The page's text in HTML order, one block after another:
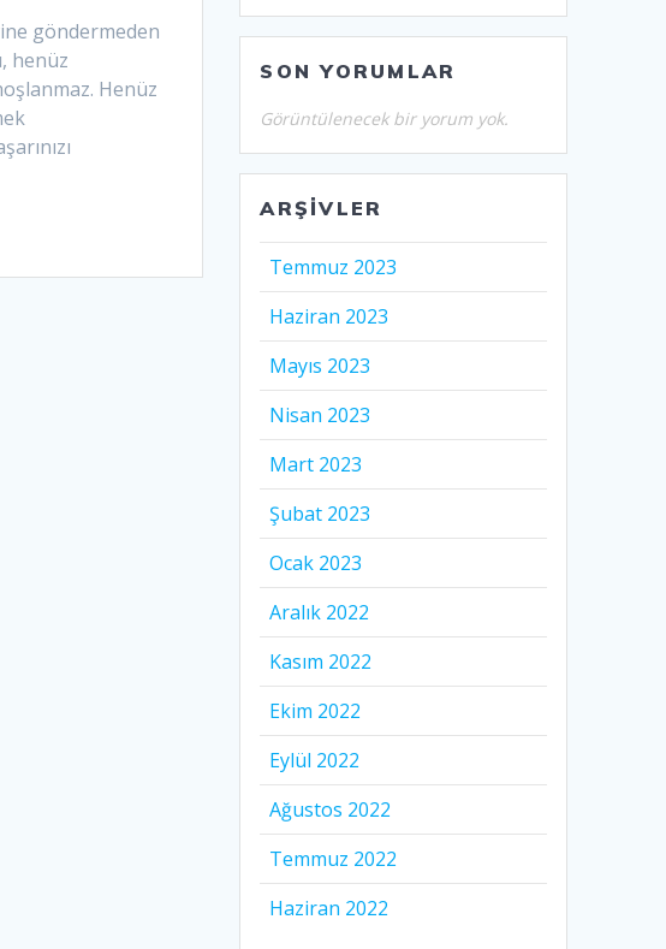
göndermeden
henüz
Henüz
SON YORUMLAR
Görüntülenecek bir yorum yok.
ARŞIVLER
Temmuz 2023
Haziran 2023
Mayıs 2023
Nisan 2023
Mart 2023
Şubat 2023
Ocak 2023
Aralık 2022
Kasım 2022
Ekim 2022
Eylül 2022
Ağustos 2022
Temmuz 2022
Haziran 2022